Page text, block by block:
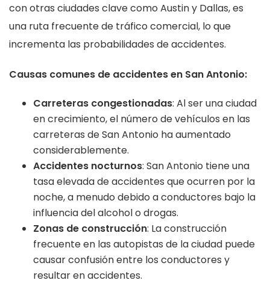
con otras ciudades clave como Austin y Dallas, es
una ruta frecuente de tráfico comercial, lo que
incrementa las probabilidades de accidentes.
Causas comunes de accidentes en San Antonio:
Carreteras congestionadas: Al ser una ciudad
en crecimiento, el número de vehículos en las
carreteras de San Antonio ha aumentado
considerablemente.
Accidentes nocturnos: San Antonio tiene una
tasa elevada de accidentes que ocurren por la
noche, a menudo debido a conductores bajo la
influencia del alcohol o drogas.
Zonas de construcción: La construcción
frecuente en las autopistas de la ciudad puede
causar confusión entre los conductores y
resultar en accidentes.